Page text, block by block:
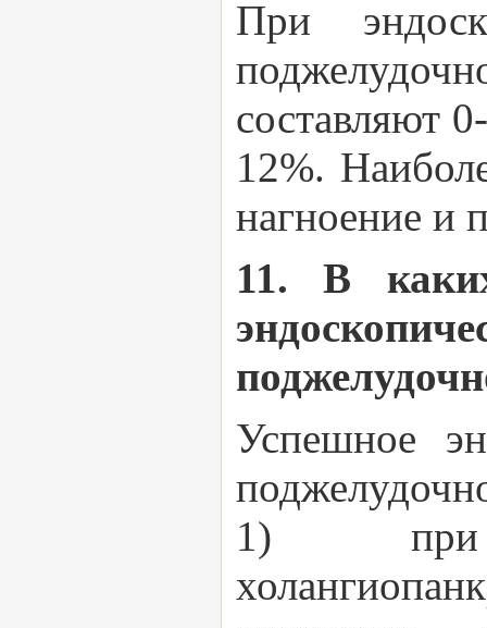
При
составляют
12%.
нагноение и
11. В
Успешное
1) при